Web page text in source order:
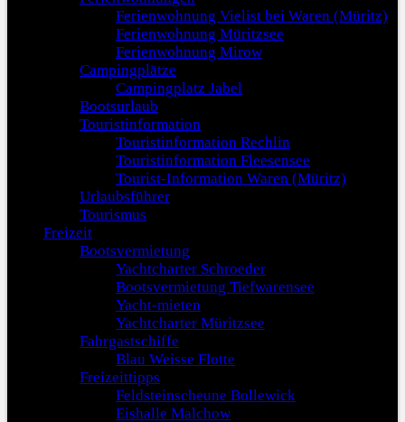
Ferienwohnung Vielist bei Waren (Müritz)
Ferienwohnung Müritzsee
Ferienwohnung Mirow
Campingplätze
Campingplatz Jabel
Bootsurlaub
Touristinformation
Touristinformation Rechlin
Touristinformation Fleesensee
Tourist-Information Waren (Müritz)
Urlaubsführer
Tourismus
Freizeit
Bootsvermietung
Yachtcharter Schroeder
Bootsvermietung Tiefwarensee
Yacht-mieten
Yachtcharter Müritzsee
Fahrgastschiffe
Blau Weisse Flotte
Freizeittipps
Feldsteinscheune Bollewick
Eishalle Malchow